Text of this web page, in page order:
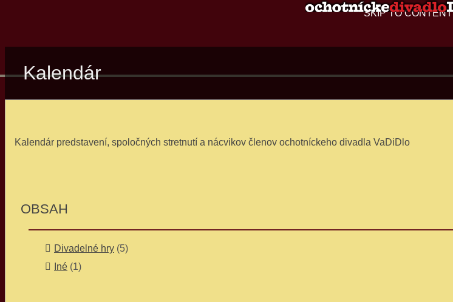
SKIP TO CONTENT
Kalendár
Kalendár predstavení, spoločných stretnutí a nácvikov členov ochotníckeho divadla VaDiDlo
OBSAH
Divadelné hry (5)
Iné (1)